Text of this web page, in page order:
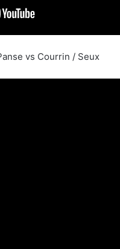
vs Courrin / Seux